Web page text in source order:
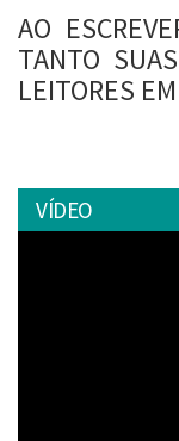
AO
TANTO
LEITORES
VÍDEO